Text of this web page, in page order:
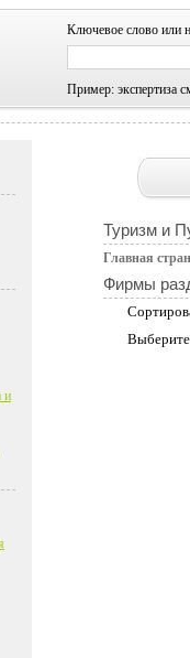
Ключевое слово или
Пример: экспертиза
Туризм и
Главная
Фирмы
и